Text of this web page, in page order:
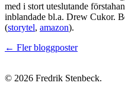
med i stort uteslutande
inblandade bl.a. Drew Cukor.
(storytel, amazon).
← Fler bloggposter
© 2026 Fredrik Stenbeck.